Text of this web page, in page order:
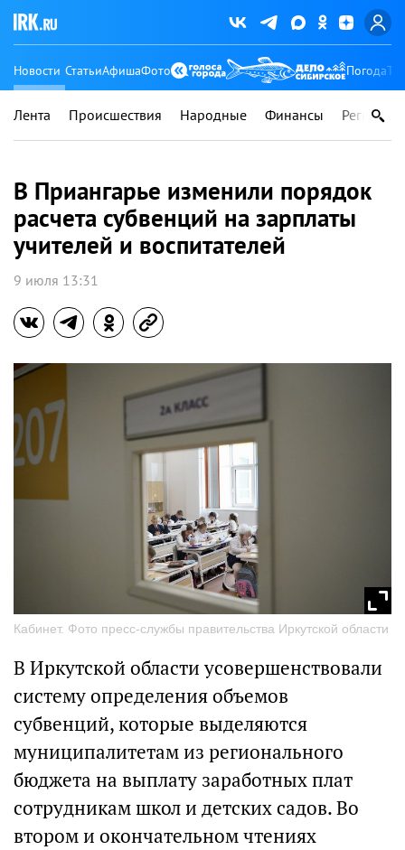
Новости СтатьиАфишаФото Погода
Лента Происшествия Народные Финансы Регионы
В Приангарье изменили порядок
расчета субвенций на зарплаты
учителей и воспитателей
9 июля 13:31
Кабинет. Фото пресс-службы правительства Иркутской области
В Иркутской области усовершенствовали
систему определения объемов
субвенций, которые выделяются
муниципалитетам из регионального
бюджета на выплату заработных плат
сотрудникам школ и детских садов. Во
втором и окончательном чтениях